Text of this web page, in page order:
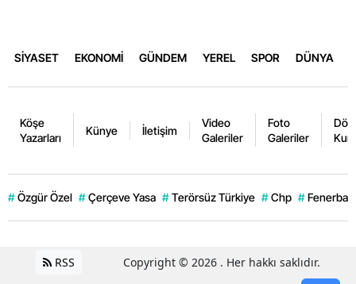
SİYASET EKONOMİ GÜNDEM YEREL SPOR DÜNYA
Köşe
Yazarları
Künye İletişim
Video
Galeriler
Foto
Galeriler
# Özgür Özel # Çerçeve Yasa # Terörsüz Türkiye # Chp #
RSS Copyright © 2026 . Her hakkı saklıdır.